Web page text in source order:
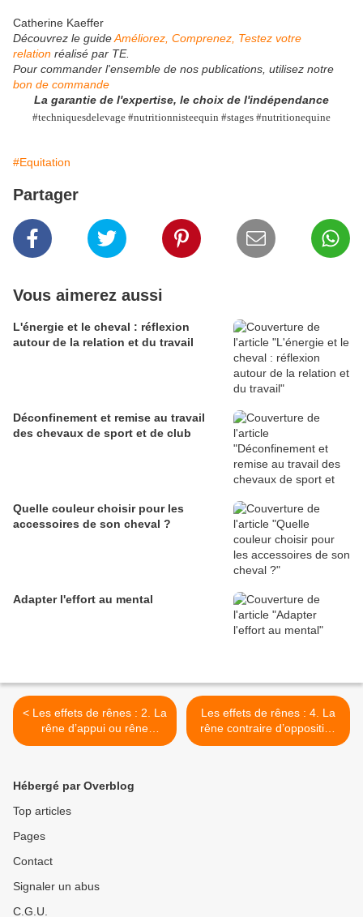
Catherine Kaeffer
Découvrez le guideAméliorez, Comprenez, Testez votre
relation réalisé par TE.
Pour commander l'ensemble de nos publications , utilisez notre
bon de commande
La garantie de l'expertise, le choix de l'indépendance
#techniquesdelevage #nutritionnisteequin #stages #nutritionequine
#Equitation
Partager
Vous aimerez aussi
L'énergie et le cheval : réflexion
autour de la relation et du travail
Déconfinement et remise au travail
des chevaux de sport et de club
Quelle couleur choisir pour les
accessoires de son cheval ?
Adapter l'effort au mental
< Les effets de rênes : 2. La
rêne d’appui ou rêne
contraire
Les effets de rênes : 4. La
rêne contraire d’opposition
>
Hébergé par Overblog
Top articles
Pages
Contact
Signaler un abus
C.G.U.